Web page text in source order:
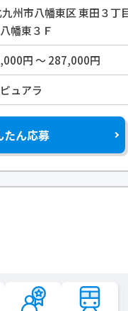
州市八幡東区 東田３丁
幡東３Ｆ
円 〜 287,000円
ュアラ
たん応募